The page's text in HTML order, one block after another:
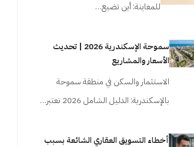
للمعاينة: أين تضيع…
سموحة الإسكندرية 2026 | تحديث
الأسعار والمشاريع
الاستثمار والسكن في منطقة سموحة
بالإسكندرية: الدليل الشامل 2026 تعتبر…
أخطاء التسويق العقاري الشائعة بسبب